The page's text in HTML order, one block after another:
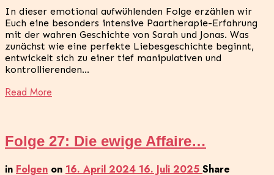
In dieser emotional aufwühlenden Folge erzählen wir
Euch eine besonders intensive Paartherapie-Erfahrung
mit der wahren Geschichte von Sarah und Jonas. Was
zunächst wie eine perfekte Liebesgeschichte beginnt,
entwickelt sich zu einer tief manipulativen und
kontrollierenden…
Read More
Folge 27: Die ewige Affaire…
in Folgen on 16. April 2024 16. Juli 2025 Share